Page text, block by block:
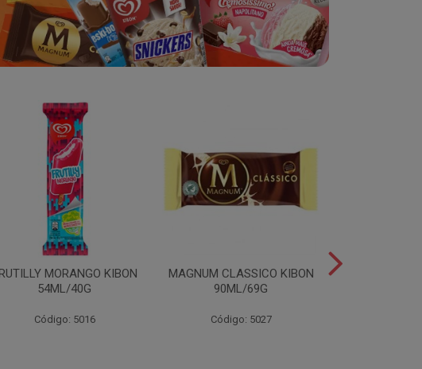
MORANGO KIBON
54ML/40G
Código: 5016
MAGNUM CLASSICO KIBON
90ML/69G
Código: 5027